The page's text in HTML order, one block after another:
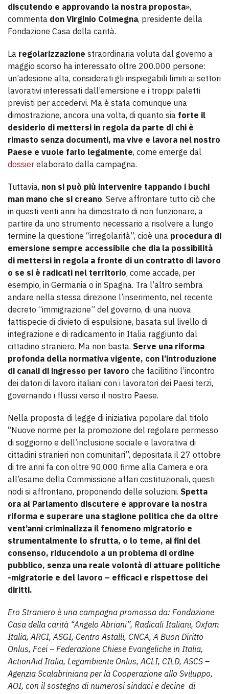
discutendo e approvando la nostra proposta»,
commenta don Virginio Colmegna, presidente della
Fondazione Casa della carità.
La regolarizzazione straordinaria voluta dal governo a
maggio scorso ha interessato oltre 200.000 persone:
un’adesione alta, considerati gli inspiegabili limiti ai settori
lavorativi interessati dall’emersione e i troppi paletti
previsti per accedervi. Ma è stata comunque una
dimostrazione, ancora una volta, di quanto sia forte il
desiderio di mettersi in regola da parte di chi è
rimasto senza documenti, ma vive e lavora nel nostro
Paese e vuole farlo legalmente, come emerge dal
dossier elaborato dalla campagna.
Tuttavia, non si può più intervenire tappando i buchi
man mano che si creano. Serve affrontare tutto ciò che
in questi venti anni ha dimostrato di non funzionare, a
partire da uno strumento necessario a risolvere a lungo
termine la questione “irregolarità”, cioè una procedura di
emersione sempre accessibile che dia la possibilità
di mettersi in regola a fronte di un contratto di lavoro
o se si è radicati nel territorio, come accade, per
esempio, in Germania o in Spagna. Tra l’altro sembra
andare nella stessa direzione l’inserimento, nel recente
decreto “immigrazione” del governo, di una nuova
fattispecie di divieto di espulsione, basata sul livello di
integrazione e di radicamento in Italia raggiunto dal
cittadino straniero. Ma non basta. Serve una riforma
profonda della normativa vigente, con l’introduzione
di canali di ingresso per lavoro che facilitino l’incontro
dei datori di lavoro italiani con i lavoratori dei Paesi terzi,
governando i flussi verso il nostro Paese.
Nella proposta di legge di iniziativa popolare dal titolo
“Nuove norme per la promozione del regolare permesso
di soggiorno e dell’inclusione sociale e lavorativa di
cittadini stranieri non comunitari”, depositata il 27 ottobre
di tre anni fa con oltre 90.000 firme alla Camera e ora
all’esame della Commissione affari costituzionali, questi
nodi si affrontano, proponendo delle soluzioni. Spetta
ora al Parlamento discutere e approvare la nostra
riforma e superare una stagione politica che da oltre
vent’anni criminalizza il fenomeno migratorio e
strumentalmente lo sfrutta, o lo teme, ai fini del
consenso, riducendolo a un problema di ordine
pubblico, senza una reale volontà di attuare politiche
-migratorie e del lavoro – efficaci e rispettose dei
diritti.
Ero Straniero è una campagna promossa da: Fondazione
Casa della carità “Angelo Abriani”, Radicali Italiani, Oxfam
Italia, ARCI, ASGI, Centro Astalli, CNCA, A Buon Diritto
Onlus, Fcei – Federazione Chiese Evangeliche in Italia,
ActionAid Italia, Legambiente Onlus, ACLI, CILD, ASCS –
Agenzia Scalabriniana per la Cooperazione allo Sviluppo,
AOI, con il sostegno di numerosi sindaci e decine di